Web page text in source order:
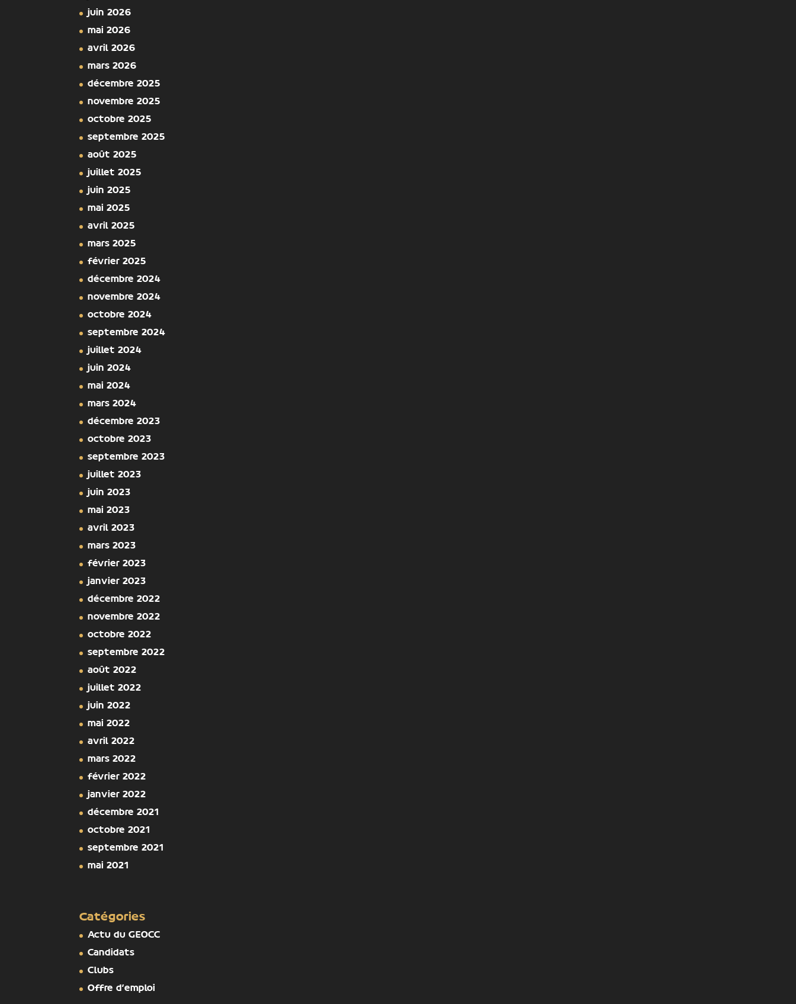
juin 2026
mai 2026
avril 2026
mars 2026
décembre 2025
novembre 2025
octobre 2025
septembre 2025
août 2025
juillet 2025
juin 2025
mai 2025
avril 2025
mars 2025
février 2025
décembre 2024
novembre 2024
octobre 2024
septembre 2024
juillet 2024
juin 2024
mai 2024
mars 2024
décembre 2023
octobre 2023
septembre 2023
juillet 2023
juin 2023
mai 2023
avril 2023
mars 2023
février 2023
janvier 2023
décembre 2022
novembre 2022
octobre 2022
septembre 2022
août 2022
juillet 2022
juin 2022
mai 2022
avril 2022
mars 2022
février 2022
janvier 2022
décembre 2021
octobre 2021
septembre 2021
mai 2021
Catégories
Actu du GEOCC
Candidats
Clubs
Offre d'emploi